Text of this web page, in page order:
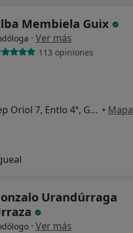
Membiela Guix
· Ver más
113 opiniones
Carrer de Sant Josep Oriol 7, Entlo 4ª, Gavà • Mapa
Urandúrraga
· Ver más